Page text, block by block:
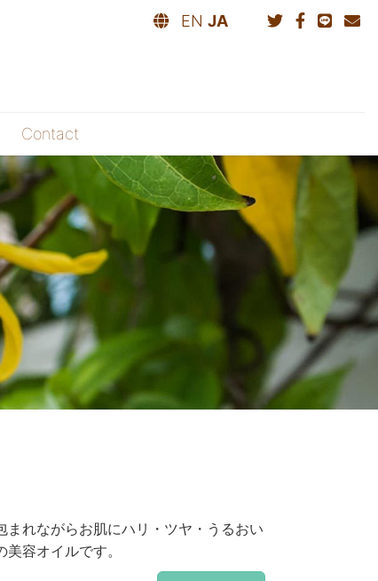
EN JA
Contact
まれながらお肌にハリ・ツヤ・うるおい
容オイルです。